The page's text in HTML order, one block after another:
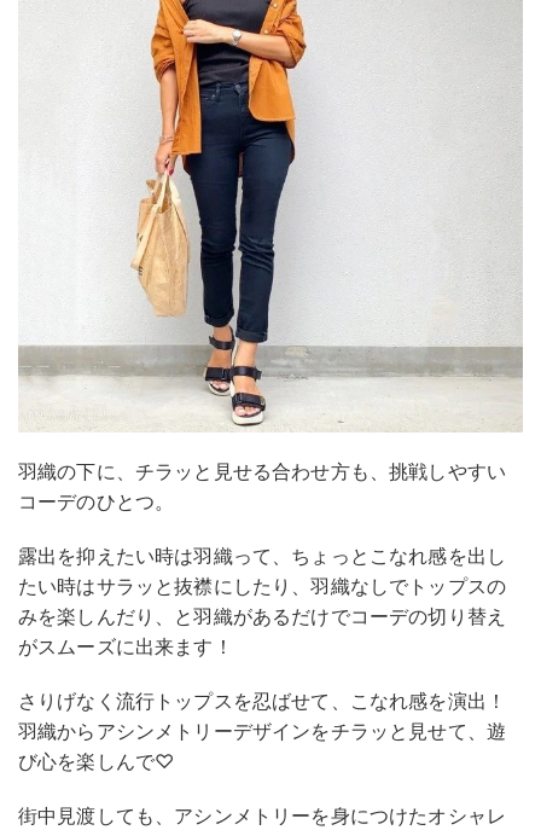
羽織の下に、チラッと見せる合わせ方も、挑戦しやすい
コーデのひとつ。
露出を抑えたい時は羽織って、ちょっとこなれ感を出し
たい時はサラッと抜襟にしたり、羽織なしでトップスの
みを楽しんだり、と羽織があるだけでコーデの切り替え
がスムーズに出来ます！
さりげなく流行トップスを忍ばせて、こなれ感を演出！
羽織からアシンメトリーデザインをチラッと見せて、遊
び心を楽しんで♡
街中見渡しても、アシンメトリーを身につけたオシャレ